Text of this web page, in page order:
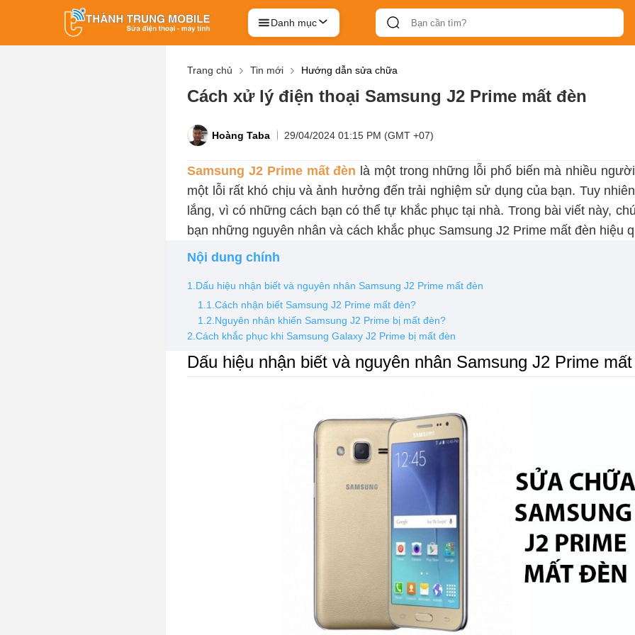
Danh mục
Trang chủ Tin mới Hướng dẫn sửa chữa
Cách xử lý điện thoại Samsung J2 Prime mất đèn
Hoàng Taba 29/04/2024 01:15 PM (GMT +07)
Samsung J2 Prime mất đèn là một trong những lỗi phổ biến mà nhiều
một lỗi rất khó chịu và ảnh hưởng đến trải nghiệm sử dụng của bạn. Tuy
lắng, vì có những cách bạn có thể tự khắc phục tại nhà. Trong bài viết này,
bạn những nguyên nhân và cách khắc phục Samsung J2 Prime mất đèn hiệu
Nội dung chính
1.Dấu hiệu nhận biết và nguyên nhân Samsung J2 Prime mất đèn
1.1.Cách nhận biết Samsung J2 Prime mất đèn?
1.2.Nguyên nhân khiến Samsung J2 Prime bị mất đèn?
2.Cách khắc phục khi Samsung Galaxy J2 Prime bị mất đèn
Dấu hiệu nhận biết và nguyên nhân Samsung J2 Prime